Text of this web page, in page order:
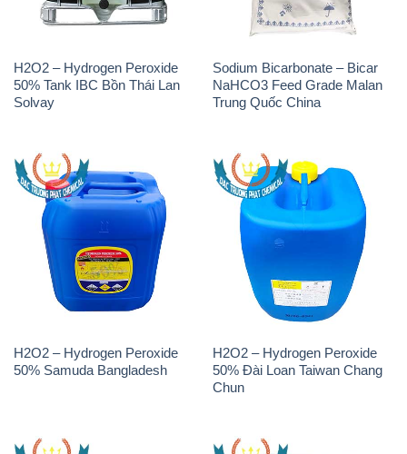
H2O2 – Hydrogen Peroxide
50% Samuda Bangladesh
H2O2 – Hydrogen Peroxide
50% Đài Loan Taiwan Chang